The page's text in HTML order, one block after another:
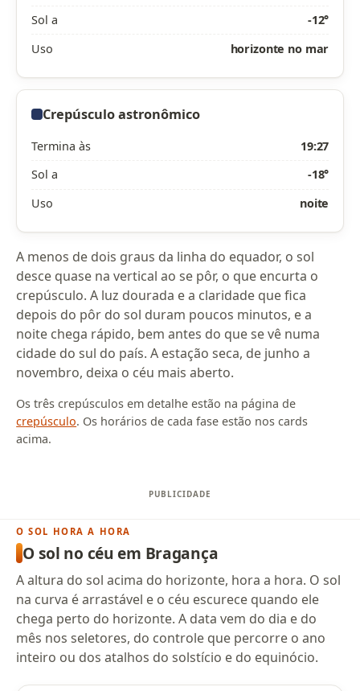
Sol a
-12°
Uso
horizonte no mar
Crepúsculo astronômico
Termina às
19:27
Sol a
-18°
Uso
noite
A menos de dois graus da linha do equador, o sol
desce quase na vertical ao se pôr, o que encurta o
crepúsculo. A luz dourada e a claridade que fica
depois do pôr do sol duram poucos minutos, e a
noite chega rápido, bem antes do que se vê numa
cidade do sul do país. A estação seca, de junho a
novembro, deixa o céu mais aberto.
Os três crepúsculos em detalhe estão na página de
crepúsculo. Os horários de cada fase estão nos cards
acima.
O SOL HORA A HORA
O sol no céu em Bragança
A altura do sol acima do horizonte, hora a hora. O sol
na curva é arrastável e o céu escurece quando ele
chega perto do horizonte. A data vem do dia e do
mês nos seletores, do controle que percorre o ano
inteiro ou dos atalhos do solstício e do equinócio.